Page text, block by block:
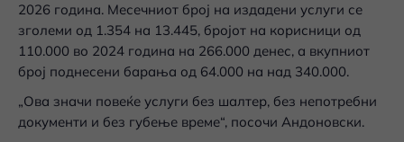
2026 година. Месечниот број на издадени услуги се
зголеми од 1.354 на 13.445, бројот на корисници од
110.000 во 2024 година на 266.000 денес, а вкупниот
број поднесени барања од 64.000 на над 340.000.
„Ова значи повеќе услуги без шалтер, без непотребни
документи и без губење време“, посочи Андоновски.